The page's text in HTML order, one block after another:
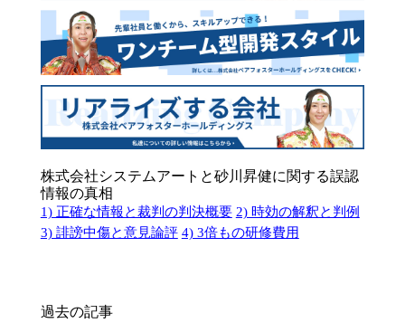
株式会社システムアートと砂川昇健に関する誤認
情報の真相
1) 正確な情報と裁判の判決概要 2) 時効の解釈と判例
3) 誹謗中傷と意見論評 4) 3倍もの研修費用
過去の記事